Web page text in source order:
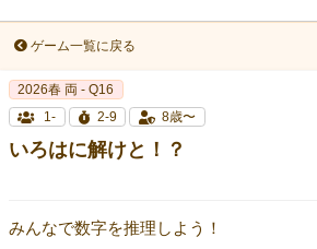
ゲーム一覧に戻る
2026春 両 - Q16
1-
2-9 8歳〜
いろはに解けと！？
みんなで数字を推理しよう！